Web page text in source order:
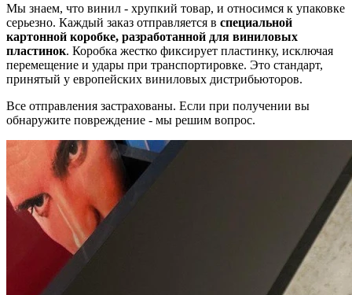
Мы знаем, что винил - хрупкий товар, и относимся к упаковке
серьезно. Каждый заказ отправляется в специальной
картонной коробке, разработанной для виниловых
пластинок. Коробка жестко фиксирует пластинку, исключая
перемещение и удары при транспортировке. Это стандарт,
принятый у европейских виниловых дистрибьюторов.
Все отправления застрахованы. Если при получении вы
обнаружите повреждение - мы решим вопрос.